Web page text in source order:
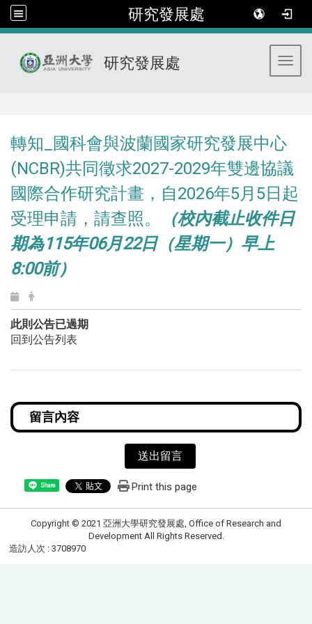
研究發展處
研究發展處
轉知_國科會與波蘭國家研究發展中心
(NCBR)共同徵求2027-2029年雙邊協議
國際合作研究計畫，自2026年5月5日起
受理申請，請查照。
（校內截止收件日
期為115年06月22日（星期一）早上
8:00前）
此則公告已過期
回到公告列表
送出留言
Share Print this page
Copyright © 2021 亞洲大學研究發展處, Office of Research and
Development All Rights Reserved.
造訪人次 : 3708970